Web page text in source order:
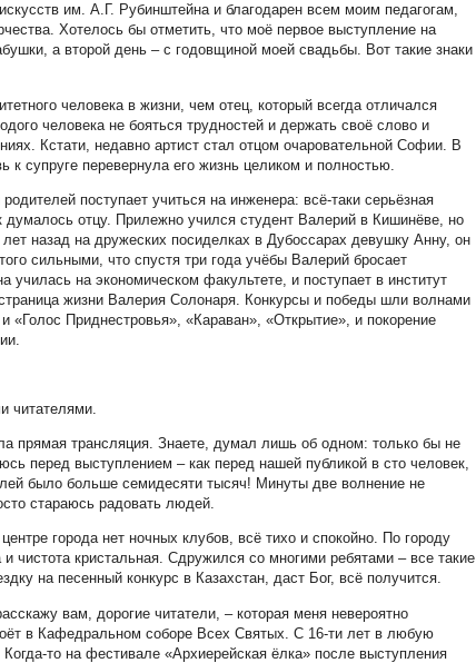
им. А.Г. Рубинштейна и благодарен всем моим педагогам,
Хотелось бы отметить, что моё первое выступление на
а второй день – с годовщиной моей свадьбы. Вот такие знаки
человека в жизни, чем отец, который всегда отличался
человека не бояться трудностей и держать своё слово и
Кстати, недавно артист стал отцом очаровательной Софии. В
супруге перевернула его жизнь целиком и полностью.
поступает учиться на инженера: всё-таки серьёзная
думалось отцу. Прилежно учился студент Валерий в Кишинёве, но
назад на дружеских посиделках в Дубоссарах девушку Анну, он
сильными, что спустя три года учёбы Валерий бросает
училась на экономическом факультете, и поступает в институт
жизни Валерия Солонаря. Конкурсы и победы шли волнами
Приднестровья», «Караван», «Открытие», и покорение
читателями.
прямая трансляция. Знаете, думал лишь об одном: только бы не
перед выступлением – как перед нашей публикой в сто человек,
было больше семидесяти тысяч! Минуты две волнение не
стараюсь радовать людей.
города нет ночных клубов, всё тихо и спокойно. По городу
чистота кристальная. Сдружился со многими ребятами – все такие
на песенный конкурс в Казахстан, даст Бог, всё получится.
вам, дорогие читатели, – которая меня невероятно
в Кафедральном соборе Всех Святых. С 16-ти лет в любую
то на фестивале «Архиерейская ёлка» после выступления